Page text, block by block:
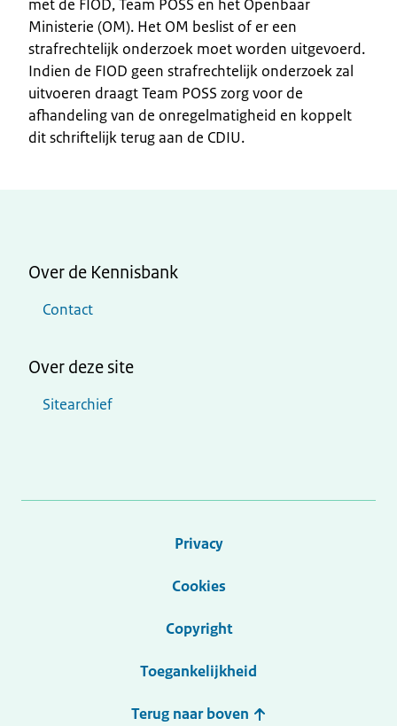
met de FIOD, Team POSS en het Openbaar
Ministerie (OM). Het OM beslist of er een
strafrechtelijk onderzoek moet worden uitgevoerd.
Indien de FIOD geen strafrechtelijk onderzoek zal
uitvoeren draagt Team POSS zorg voor de
afhandeling van de onregelmatigheid en koppelt
dit schriftelijk terug aan de CDIU.
Over de Kennisbank
Contact
Over deze site
Sitearchief
Privacy
Cookies
Copyright
Toegankelijkheid
Terug naar boven